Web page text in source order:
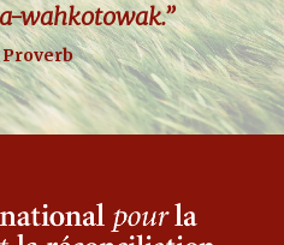
wahkotowak.”